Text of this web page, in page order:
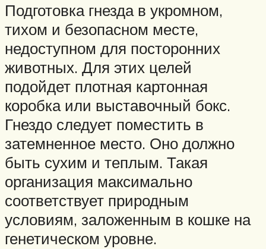
Подготовка гнезда в укромном,
тихом и безопасном месте,
недоступном для посторонних
животных. Для этих целей
подойдет плотная картонная
коробка или выставочный бокс.
Гнездо следует поместить в
затемненное место. Оно должно
быть сухим и теплым. Такая
организация максимально
соответствует природным
условиям, заложенным в кошке на
генетическом уровне.